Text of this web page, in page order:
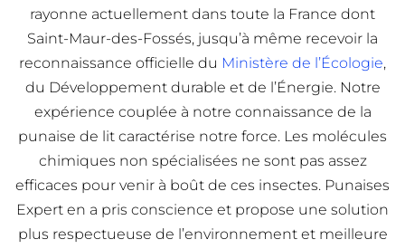
rayonne actuellement dans toute la France dont
Saint-Maur-des-Fossés, jusqu’à même recevoir la
reconnaissance officielle du Ministère de l’Écologie,
du Développement durable et de l’Énergie. Notre
expérience couplée à notre connaissance de la
punaise de lit caractérise notre force. Les molécules
chimiques non spécialisées ne sont pas assez
efficaces pour venir à boût de ces insectes. Punaises
Expert en a pris conscience et propose une solution
plus respectueuse de l’environnement et meilleure